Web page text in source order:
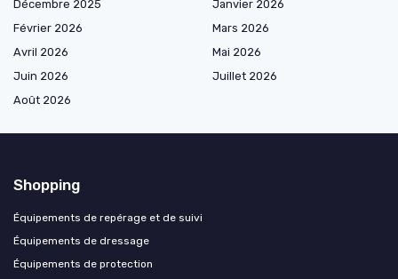
Décembre 2025
Janvier 2026
Février 2026
Mars 2026
Avril 2026
Mai 2026
Juin 2026
Juillet 2026
Août 2026
Shopping
Équipements de repérage et de suivi
Équipements de dressage
Équipements de protection